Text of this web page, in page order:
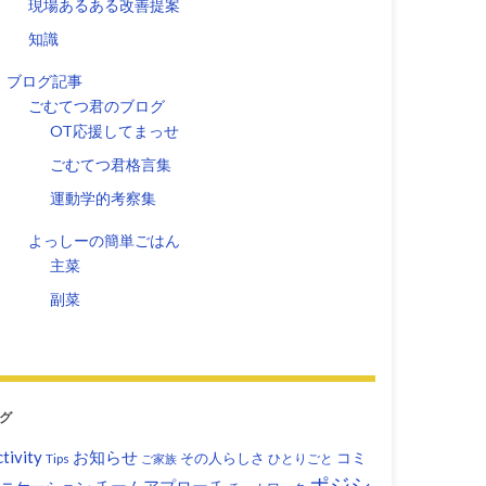
現場あるある改善提案
知識
ブログ記事
ごむてつ君のブログ
OT応援してまっせ
ごむてつ君格言集
運動学的考察集
よっしーの簡単ごはん
主菜
副菜
Tips お知らせ ご家族 その人らしさ ひとりごと コミ